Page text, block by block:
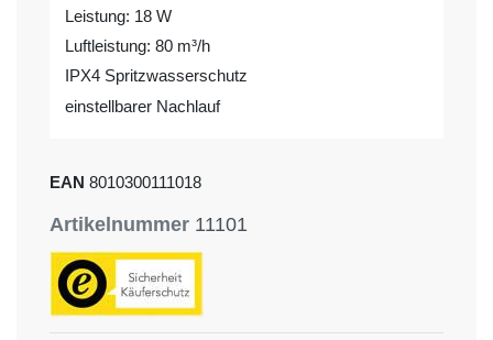
Leistung: 18 W
Luftleistung: 80 m³/h
IPX4 Spritzwasserschutz
einstellbarer Nachlauf
EAN 8010300111018
Artikelnummer 11101